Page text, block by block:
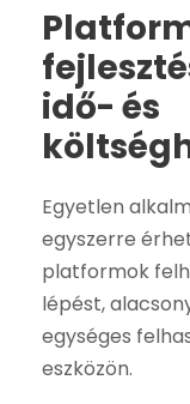
idő- és
Egyetlen
egyszerre
platformok
lépést,
egységes
eszközön.